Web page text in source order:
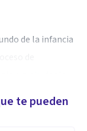
de la infancia
sin olvidar la
sigue su
te pueden